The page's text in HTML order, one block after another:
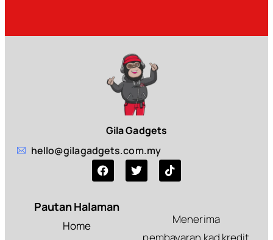
Gila Gadgets
hello@gilagadgets.com.my
Pautan Halaman
Home
Menerima